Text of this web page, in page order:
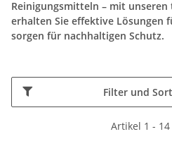
Reinigungsmitteln – mit unseren
erhalten Sie effektive Lösungen
sorgen für nachhaltigen Schutz.
Filter und
Artikel 1 -